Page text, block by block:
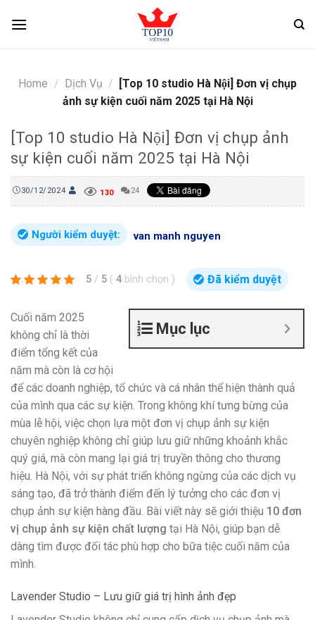
Home / Dịch Vụ /
[Top 10 studio Hà Nội] Đơn vị chụp
ảnh sự kiện cuối năm 2025 tại Hà Nội
[Top 10 studio Hà Nội] Đơn vị chụp ảnh
sự kiện cuối năm 2025 tại Hà Nội
30/12/2024 130 24
Người kiểm duyệt: van manh nguyen
5 / 5 ( 4 bình chọn ) Đã kiểm duyệt
Mục lục
Cuối năm 2025
không chỉ là thời
điểm tổng kết của
năm mà còn là cơ hội
để các doanh nghiệp, tổ chức và cá nhân thể hiện thành quả
của mình qua các sự kiện. Trong không khí tưng bừng của
mùa lễ hội, việc chọn lựa một đơn vị chụp ảnh sự kiện
chuyên nghiệp không chỉ giúp lưu giữ những khoảnh khắc
quý giá, mà còn mang lại giá trị truyền thông cho thương
hiệu. Hà Nội, với sự phát triển không ngừng của các dịch vụ
sáng tạo, đã trở thành điểm đến lý tưởng cho các đơn vị
chụp ảnh sự kiện hàng đầu. Bài viết này sẽ giới thiệu 10 đơn
vị chụp ảnh sự kiện chất lượng tại Hà Nội, giúp bạn dễ
dàng tìm được đối tác phù hợp cho bữa tiệc cuối năm của
mình.
Lavender Studio – Lưu giữ giá trị hình ảnh đẹp